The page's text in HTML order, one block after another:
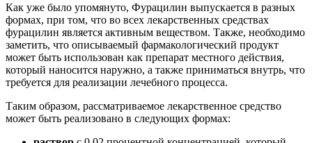
Как уже было упомянуто, Фурацилин выпускается в разных
формах, при том, что во всех лекарственных средствах
фурацилин является активным веществом. Также, необходимо
заметить, что описываемый фармакологический продукт
может быть использован как препарат местного действия,
который наносится наружно, а также приниматься внутрь, что
требуется для реализации лечебного процесса.
Таким образом, рассматриваемое лекарственное средство
может быть реализовано в следующих формах: